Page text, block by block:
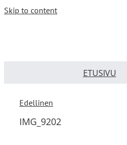
Skip to content
ETUSIVU
Edellinen
IMG_9202